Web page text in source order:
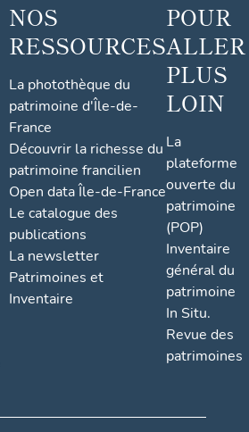
NOS
RESSOURCES
La photothèque du
patrimoine d'Île-de-
France
Découvrir la richesse du
patrimoine francilien
Open data Île-de-France
Le catalogue des
publications
La newsletter
Patrimoines et
Inventaire
POUR
ALLER
PLUS
LOIN
La
plateforme
ouverte du
patrimoine
(POP)
Inventaire
général du
patrimoine
In Situ.
Revue des
patrimoines